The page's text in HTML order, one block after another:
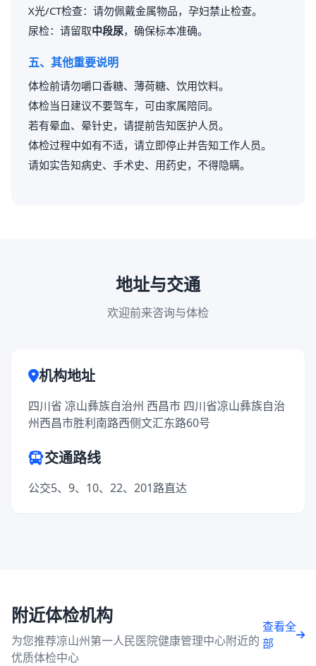
X光/CT检查：请勿佩戴金属物品，孕妇禁止检查。
尿检：请留取中段尿，确保标本准确。
五、其他重要说明
体检前请勿嚼口香糖、薄荷糖、饮用饮料。
体检当日建议不要驾车，可由家属陪同。
若有晕血、晕针史，请提前告知医护人员。
体检过程中如有不适，请立即停止并告知工作人员。
请如实告知病史、手术史、用药史，不得隐瞒。
地址与交通
欢迎前来咨询与体检
机构地址
四川省 凉山彝族自治州 西昌市 四川省凉山彝族自治
州西昌市胜利南路西侧文汇东路60号
交通路线
公交5、9、10、22、201路直达
附近体检机构
为您推荐凉山州第一人民医院健康管理中心附近的
优质体检中心
查看全
部